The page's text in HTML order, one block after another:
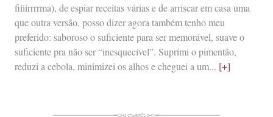
fiiiirrrrma), de espiar receitas várias e de arriscar em casa uma
que outra versão, posso dizer agora também tenho meu
preferido: saboroso o suficiente para ser memorável, suave o
suficiente pra não ser “inesquecível”. Suprimi o pimentão,
reduzi a cebola, minimizei os alhos e cheguei a um... [+]